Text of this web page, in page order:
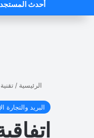
أحدث
الرئيسية /
البريد والتجارة